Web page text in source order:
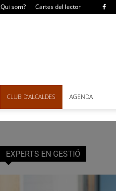
Qui som? Cartes del lector
CLUB D’ALCALDES AGENDA
EXPERTS EN GESTIÓ